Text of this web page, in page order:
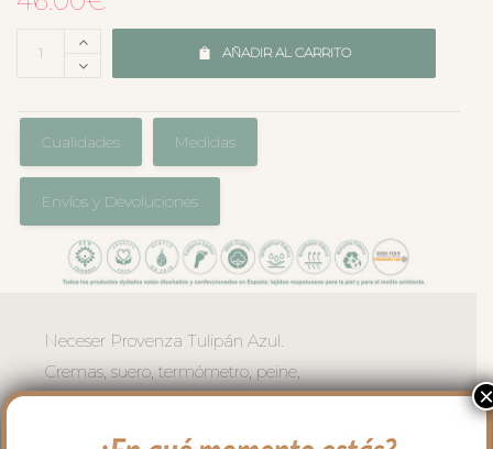
AÑADIR AL CARRITO
Cualidades Medidas
Envíos y Devoluciones
Neceser Provenza Tulipán Azul.
Cremas, suero, termómetro, peine,
tijerita… Este neceser mantiene en orden
×